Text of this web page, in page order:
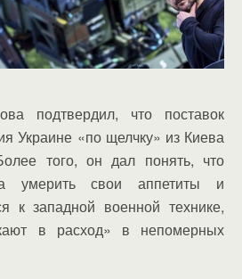
подтвердил, что поставок
Украине «по щелчку» из Киева
того, он дал понять, что
умерить свои аппетиты и
к западной военной технике,
в расход» в непомерных